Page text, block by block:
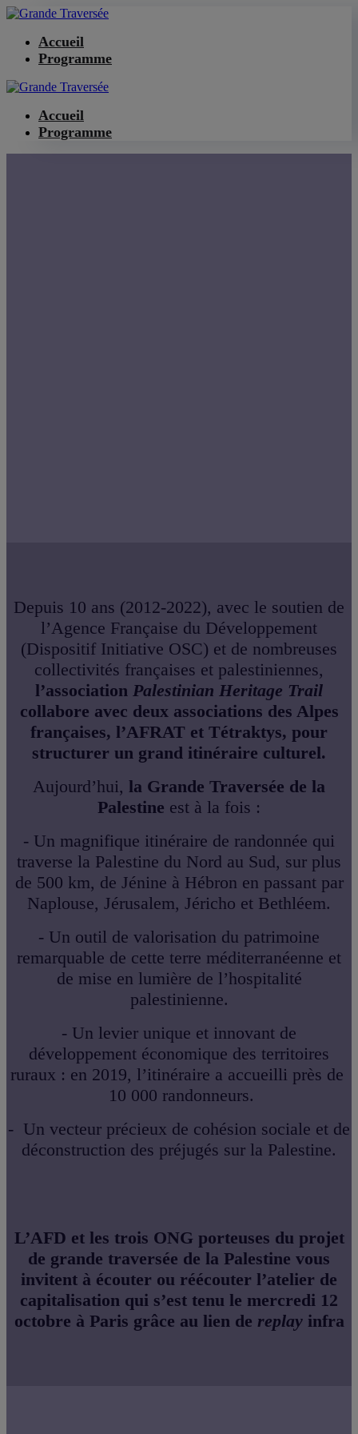
Accueil
Programme
Accueil
Programme
Depuis 10 ans (2012-2022), avec le soutien de
l’Agence Française du Développement
(Dispositif Initiative OSC) et de nombreuses
collectivités françaises et palestiniennes,
l’association Palestinian Heritage Trail
collabore avec deux associations des Alpes
françaises, l’AFRAT et Tétraktys, pour
structurer un grand itinéraire culturel.
Aujourd’hui, la Grande Traversée de la
Palestine est à la fois :
- Un magnifique itinéraire de randonnée qui
traverse la Palestine du Nord au Sud, sur plus
de 500 km, de Jénine à Hébron en passant par
Naplouse, Jérusalem, Jéricho et Bethléem.
- Un outil de valorisation du patrimoine
remarquable de cette terre méditerranéenne et
de mise en lumière de l’hospitalité
palestinienne.
- Un levier unique et innovant de
développement économique des territoires
ruraux : en 2019, l’itinéraire a accueilli près de
10 000 randonneurs.
- Un vecteur précieux de cohésion sociale et de
déconstruction des préjugés sur la Palestine.
L’AFD et les trois ONG porteuses du projet
de grande traversée de la Palestine vous
invitent à écouter ou réécouter l’atelier de
capitalisation qui s’est tenu le mercredi 12
octobre à Paris grâce au lien de replayinfra